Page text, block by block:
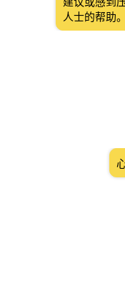
人士的帮助